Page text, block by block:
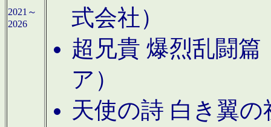
2021～
2026
式会社）
超兄貴 爆烈乱闘篇
ア）
天使の詩 白き翼